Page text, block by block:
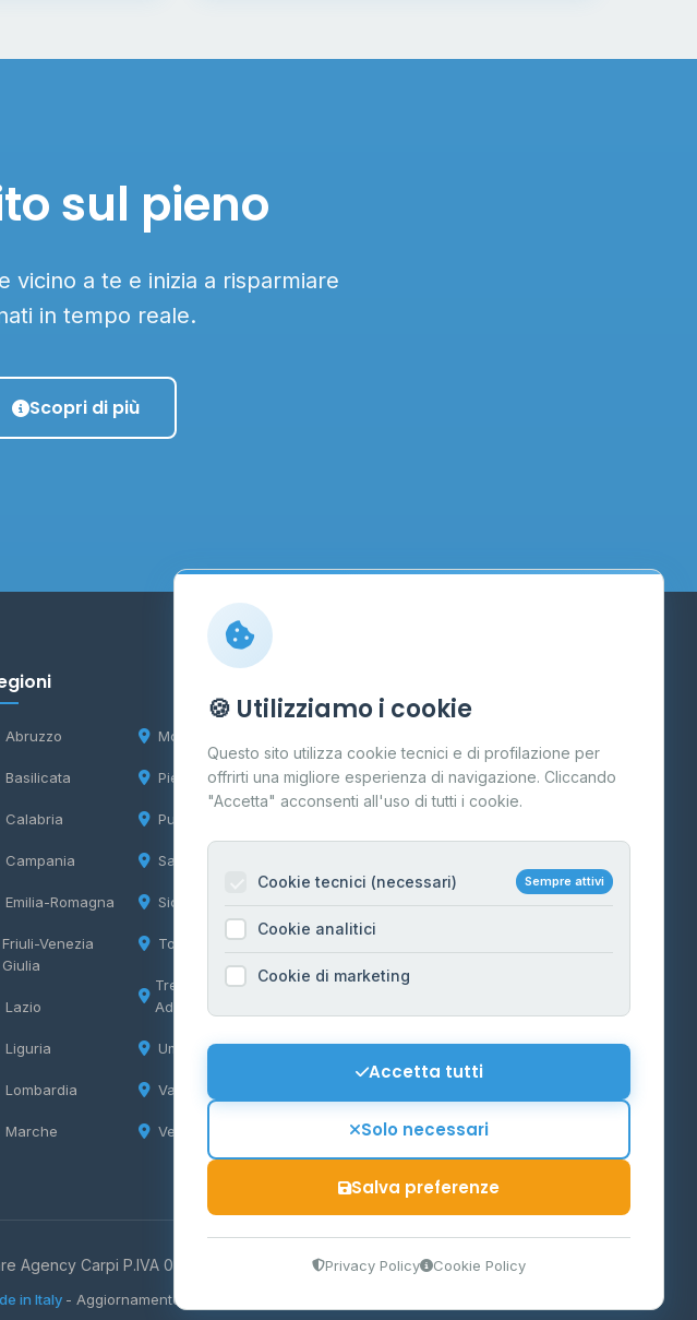
sul pieno
vicino a te e inizia a risparmiare
in tempo reale.
Scopri di più
Abruzzo
Basilicata
Calabria
Campania
Emilia-Romagna
Friuli-Venezia
Giulia
Lazio
Liguria
Lombardia
Marche
Molise
Piemonte
Puglia
Sardegna
Sicilia
Toscana
Trentino-Alto
Adige
Umbria
Valle d'Aosta
Veneto
Contatti
Per gestori
Informazioni legali
Privacy Policy
Cookie Policy
Mappa del sito
Contattaci
Agency Carpi P.IVA 03859300364
in Italy - Aggiornamento quotidiano
🍪 Utilizziamo i cookie
Questo sito utilizza cookie tecnici e di profilazione per
offrirti una migliore esperienza di navigazione. Cliccando
"Accetta" acconsenti all'uso di tutti i cookie.
Cookie tecnici (necessari) Sempre attivi
Cookie analitici
Cookie di marketing
Accetta tutti
Solo necessari
Salva preferenze
Privacy Policy Cookie Policy